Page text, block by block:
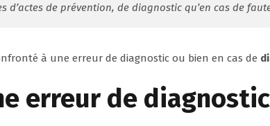
d’actes de prévention, de diagnostic qu’en cas de
à une erreur de diagnostic ou bien en cas de
erreur de